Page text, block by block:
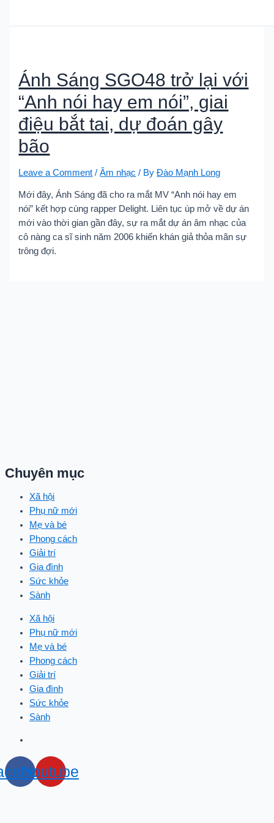
Ánh Sáng SGO48 trở lại với
“Anh nói hay em nói”, giai
điệu bắt tai, dự đoán gây
bão
Leave a Comment /Âm nhạc / ByĐào Mạnh Long
Mới đây, Ánh Sáng đã cho ra mắt MV “Anh nói hay em
nói” kết hợp cùng rapper Delight. Liên tục úp mở về dự án
mới vào thời gian gần đây, sự ra mắt dự án âm nhạc của
cô nàng ca sĩ sinh năm 2006 khiến khán giả thỏa mãn sự
trông đợi.
Chuyên mục
Xã hội
Phụ nữ mới
Mẹ và bé
Phong cách
Giải trí
Gia đình
Sức khỏe
Sành
Xã hội
Phụ nữ mới
Mẹ và bé
Phong cách
Giải trí
Gia đình
Sức khỏe
Sành
Youtube